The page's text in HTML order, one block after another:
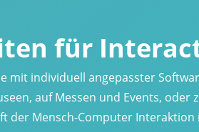
für
mit individuell angepasster
auf Messen und Events,
der Mensch-Computer